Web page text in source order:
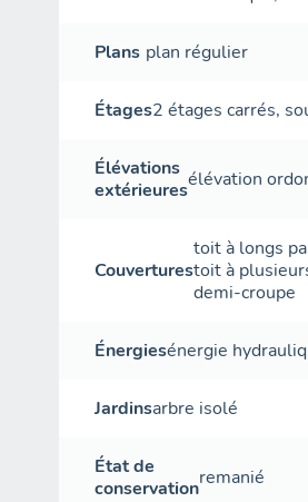
seconde, une
moulin à blé
eau moyenne
Mugnier ne
cette époque.
Plans plan régulier
Étages2 étages carrés,
Élévations
extérieuresélévation
Couvertures
toit à longs
toit à
demi-croupe
Énergiesénergie
Jardinsarbre isolé
État de
conservationremanié